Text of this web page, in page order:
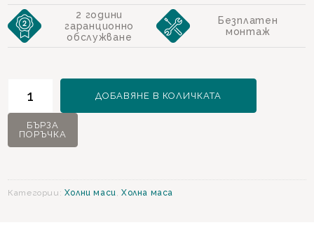
2 години
гаранционно
обслужване
Безплатен
монтаж
Estella
Холна
ДОБАВЯНЕ В КОЛИЧКАТА
БЪРЗА
ПОРЪЧКА
Категории: Холни маси,Холна маса